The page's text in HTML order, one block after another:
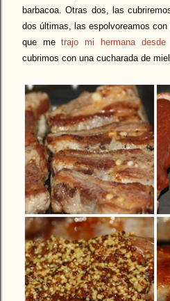
barbacoa. Otras dos, las
dos últimas, las espolvoreamos
que metrajo mi hermana desde
cubrimos con una cucharada de